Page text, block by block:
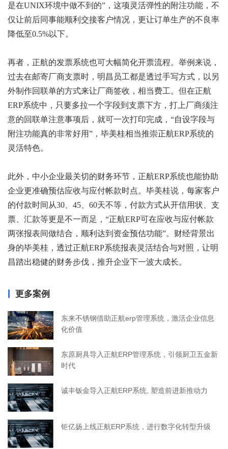
是在UNIX环境中做不到的”，这项灵活弹性的附注功能，不
仅让前后同事能顺利交接客户情况，更让订单生产的不良率
降低至0.5%以下。
再者，正航的发票系统也可大幅简化开票流程。举例来说，
过去在邮寄厂商支票时，明昌员工都是透过手写方式，以另
外制作回联单的方式来让厂商签收，相当费工。但在正航
ERP系统中，只要多拉一个字段到支票下方，打上厂商须注
意的回联单注意事项后，就可一次打印完成，“自设字段与
附注功能真的非常好用”，毕美桂相当推崇正航ERP系统的
灵活特色。
此外，中小企业最关切的财务环节，正航ERP系统也能协助
企业更准确预估应收与应付帐款时点。毕美桂说，每家客户
的付款时间从30、45、60天不等，付款方式从开信用状、支
票、汇款等更是不一而足，“正航ERP可在应收与应付帐款
两张报表间做结合，顺利达到资金预估功能”。财经背景出
身的毕美桂，透过正航ERP系统报表灵活结合与对照，让明
昌踏出稳健的财务步伐，推升企业下一波大成长。
更多案例
东来不锈钢借助正航erp管理系统，激活企业信息
化价值
东原厨具导入正航ERP管理系统，引领厨卫五金新
时代
诚丰钣金导入正航ERP系统, 塑造前进新推动力
钜亿扬上线正航ERP系统，进行数字化转型升级